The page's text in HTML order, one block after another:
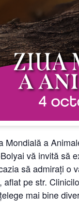
Mondială a
vă invită să
să admirați o
aflat pe str.
mai bine